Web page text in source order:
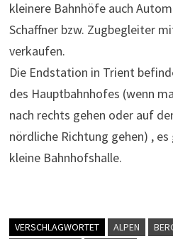
kleinere Bahnhöfe auch
Schaffner bzw. Zugbegleiter
verkaufen.
Die Endstation in Trient
des Hauptbahnhofes (wenn
nach rechts gehen oder auf
nördliche Richtung gehen) ,
kleine Bahnhofshalle.
VERSCHLAGWORTET ALPEN